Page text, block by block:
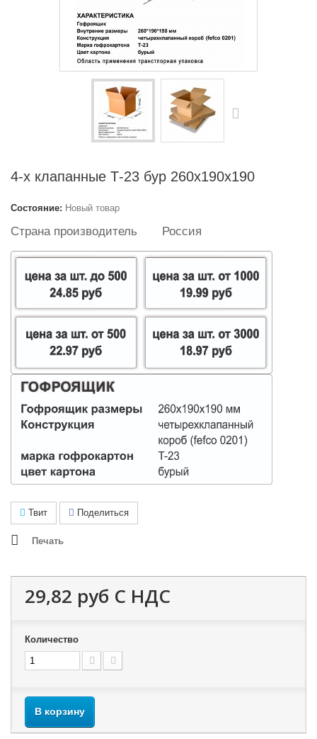
4-х клапанные Т-23 бур 260х190х190
Состояние: Новый товар
Страна производитель Россия
Твит Поделиться
Печать
29,82 руб С НДС
Количество
В корзину